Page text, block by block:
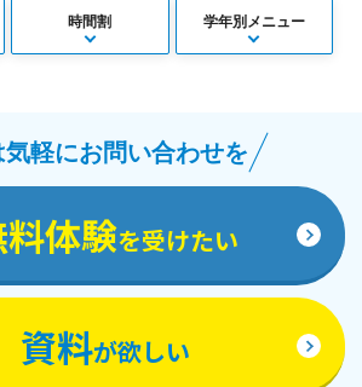
時間割 学年別メニュー
気軽にお問い合わせを
体験を受けたい
資料が欲しい